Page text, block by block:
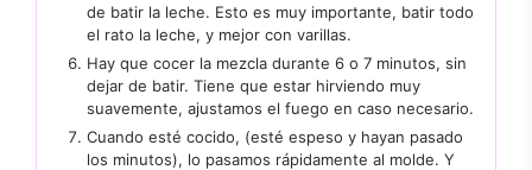
de batir la leche. Esto es muy importante, batir todo
el rato la leche, y mejor con varillas.
Hay que cocer la mezcla durante 6 o 7 minutos, sin
dejar de batir. Tiene que estar hirviendo muy
suavemente, ajustamos el fuego en caso necesario.
Cuando esté cocido, (esté espeso y hayan pasado
los minutos), lo pasamos rápidamente al molde. Y